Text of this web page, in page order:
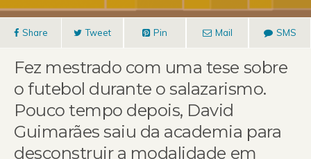
Share Tweet Pin Mail SMS
Fez mestrado com uma tese sobre
o futebol durante o salazarismo.
Pouco tempo depois, David
Guimarães saiu da academia para
desconstruir a modalidade em